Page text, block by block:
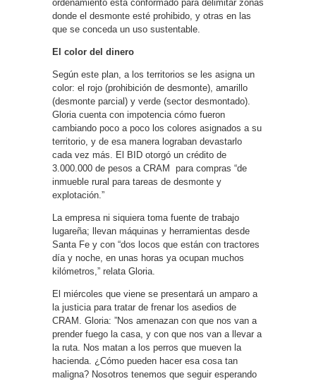
ordenamiento está conformado para delimitar zonas
donde el desmonte esté prohibido, y otras en las
que se conceda un uso sustentable.
El color del dinero
Según este plan, a los territorios se les asigna un
color: el rojo (prohibición de desmonte), amarillo
(desmonte parcial) y verde (sector desmontado).
Gloria cuenta con impotencia cómo fueron
cambiando poco a poco los colores asignados a su
territorio, y de esa manera lograban devastarlo
cada vez más. El BID otorgó un crédito de
3.000.000 de pesos a CRAM para compras “de
inmueble rural para tareas de desmonte y
explotación.”
La empresa ni siquiera toma fuente de trabajo
lugareña; llevan máquinas y herramientas desde
Santa Fe y con “dos locos que están con tractores
día y noche, en unas horas ya ocupan muchos
kilómetros,” relata Gloria.
El miércoles que viene se presentará un amparo a
la justicia para tratar de frenar los asedios de
CRAM. Gloria: ”Nos amenazan con que nos van a
prender fuego la casa, y con que nos van a llevar a
la ruta. Nos matan a los perros que mueven la
hacienda. ¿Cómo pueden hacer esa cosa tan
maligna? Nosotros tenemos que seguir esperando